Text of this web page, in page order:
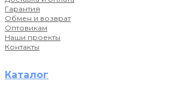
Гарантия
Обмен и возврат
Оптовикам
Наши проекты
Контакты
Каталог